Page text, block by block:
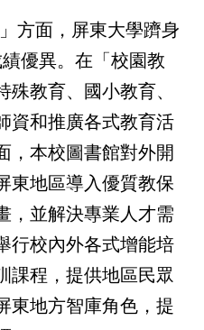
方面，屏東大學躋身
優異。在「校園教
教育、國小教育、
資和推廣各式教育活
，本校圖書館對外開
東地區導入優質教保
，並解決專業人才需
行校內外各式增能培
課程，提供地區民眾
東地方智庫角色，提